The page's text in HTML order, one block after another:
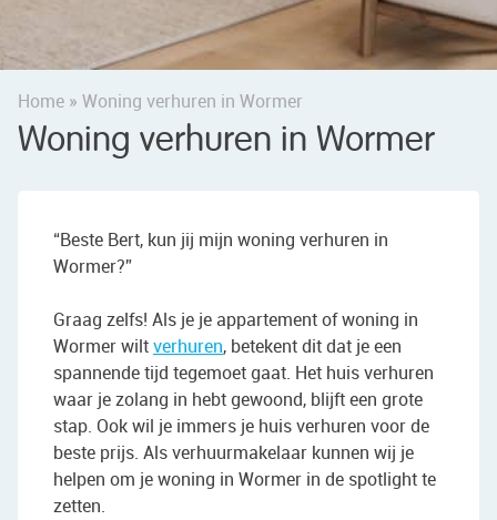
Home » Woning verhuren in Wormer
Woning verhuren in Wormer
“Beste Bert, kun jij mijn woning verhuren in
Wormer?”
Graag zelfs! Als je je appartement of woning in
Wormer wiltverhuren, betekent dit dat je een
spannende tijd tegemoet gaat. Het huis verhuren
waar je zolang in hebt gewoond, blijft een grote
stap. Ook wil je immers je huis verhuren voor de
beste prijs. Als verhuurmakelaar kunnen wij je
helpen om je woning in Wormer in de spotlight te
zetten.